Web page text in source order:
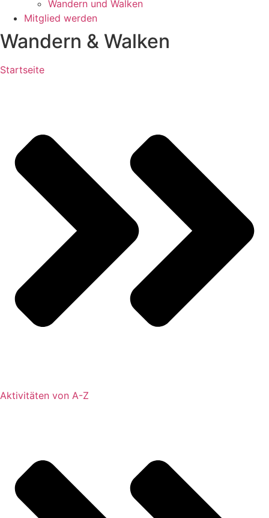
Wandern und Walken
Mitglied werden
Wandern & Walken
Startseite
Aktivitäten von A-Z